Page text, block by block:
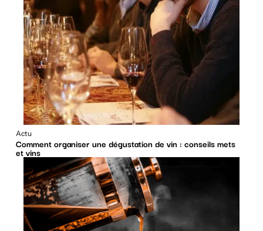
Actu
Comment organiser une dégustation de vin : conseils mets
et vins